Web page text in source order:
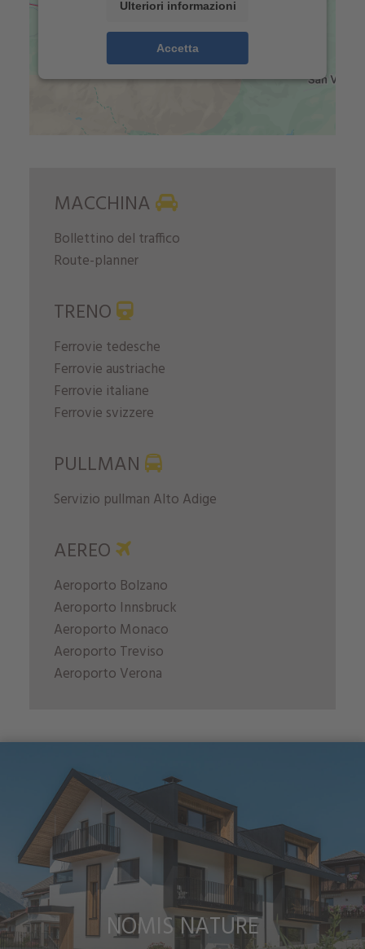
Ulteriori informazioni
Accetta
MACCHINA
Bollettino del traffico
Route-planner
TRENO
Ferrovie tedesche
Ferrovie austriache
Ferrovie italiane
Ferrovie svizzere
PULLMAN
Servizio pullman Alto Adige
AEREO
Aeroporto Bolzano
Aeroporto Innsbruck
Aeroporto Monaco
Aeroporto Treviso
Aeroporto Verona
NOMIS NATURE